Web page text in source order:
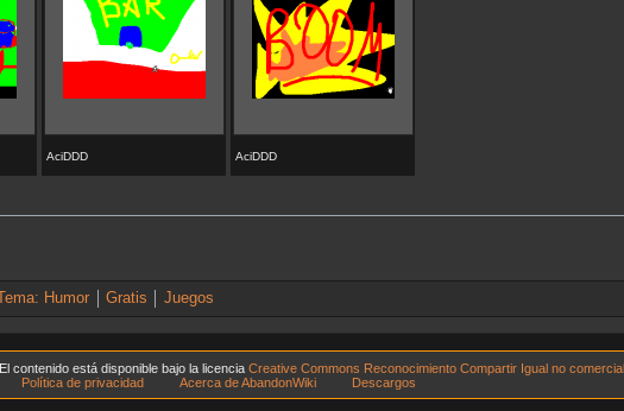
AciDDD AciDDD
Tema: Humor Gratis Juegos
El contenido está disponible bajo la licenciaCreative Commons Reconocimiento Compartir Igual no comercial
Política de privacidad Acerca de AbandonWiki Descargos